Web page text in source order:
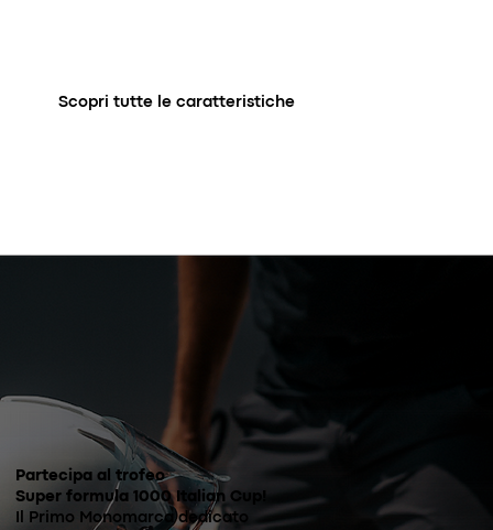
Partecipa al trofeo
Super formula 1000 Italian Cup!
Il Primo Monomarca dedicato
Scopri tutte le caratteristiche